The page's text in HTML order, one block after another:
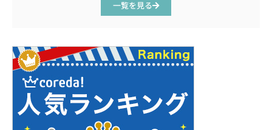
一覧を見る